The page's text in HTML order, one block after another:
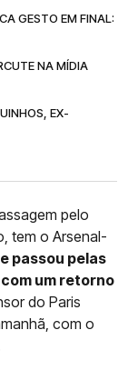
GESTO EM FINAL:
NA MÍDIA
EX-
pelo
tem o Arsenal-
passou pelas
um retorno
do Paris
com o